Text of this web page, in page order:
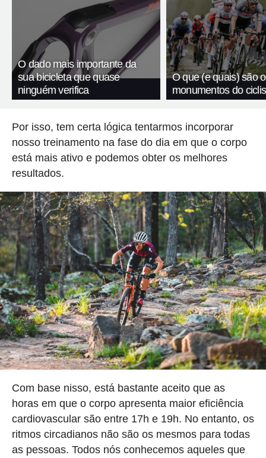
O dado mais importante da
sua bicicleta que quase
ninguém verifica
O que (e quais) são
monumentos do
Por isso, tem certa lógica tentarmos incorporar
nosso treinamento na fase do dia em que o corpo
está mais ativo e podemos obter os melhores
resultados.
Com base nisso, está bastante aceito que as
horas em que o corpo apresenta maior eficiência
cardiovascular são entre 17h e 19h. No entanto, os
ritmos circadianos não são os mesmos para todas
as pessoas. Todos nós conhecemos aqueles que